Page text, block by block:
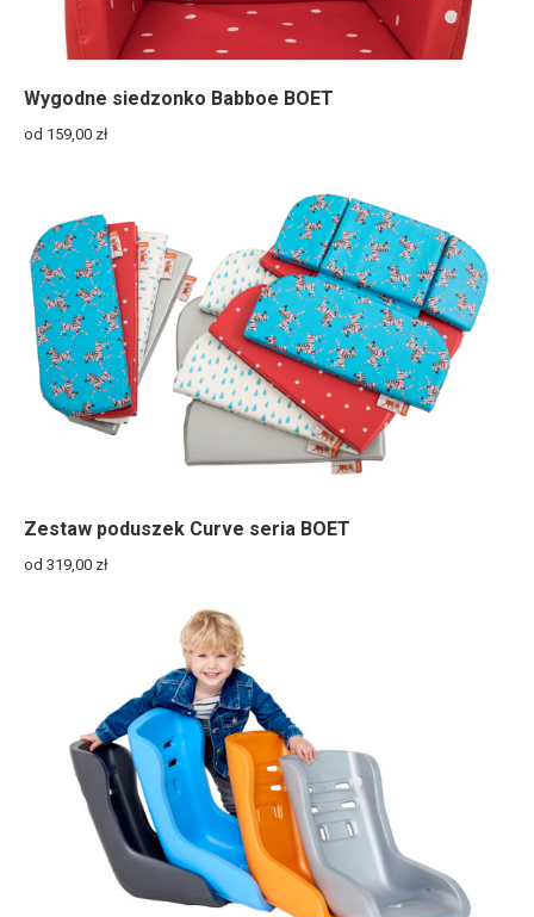
Wygodne siedzonko Babboe BOET
od 159,00 zł
Zestaw poduszek Curve seria BOET
od 319,00 zł